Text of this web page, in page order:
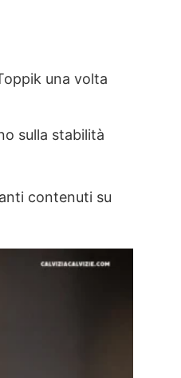
una volta
sulla stabilità
contenuti su